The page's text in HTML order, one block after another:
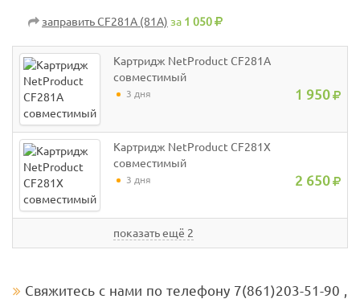
заправить CF281A (81A) за 1 050
Картридж NetProduct CF281A
совместимый
3 дня 1 950
Картридж NetProduct CF281X
совместимый
3 дня 2 650
показать ещё 2
Свяжитесь с нами по телефону 7(861)203-51-90 ,